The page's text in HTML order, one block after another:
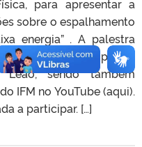
para apresentar a
sobre o espalhamento
energia” . A palestra
na sala 104 do prédio
sendo também
IFM no YouTube (aqui).
a participar. […]